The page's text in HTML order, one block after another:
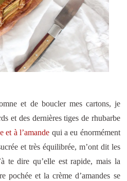
et de boucler mes cartons, je
et des dernières tiges de rhubarbe
et à l’amande qui a eu énormément
et très équilibrée, m’ont dit les
te dire qu’elle est rapide, mais la
pochée et la crème d’amandes se